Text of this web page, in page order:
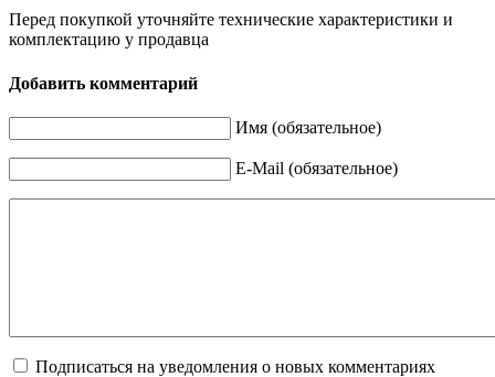
Перед покупкой уточняйте технические характеристики и
комплектацию у продавца
Добавить комментарий
Имя (обязательное)
E-Mail (обязательное)
Подписаться на уведомления о новых комментариях